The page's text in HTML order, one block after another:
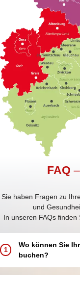
FAQ
Sie haben Fragen zu
und
In unseren FAQs
1
Wo können Sie
buchen?
Buchen Sie Ihren